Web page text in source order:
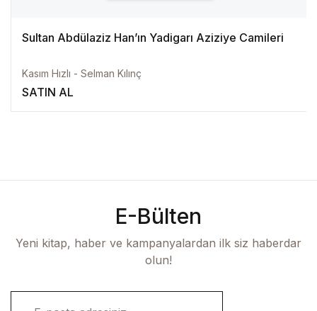
Sultan Abdülaziz Han’ın Yadigarı Aziziye Camileri
Kasım Hızlı - Selman Kılınç
SATIN AL
E-Bülten
Yeni kitap, haber ve kampanyalardan ilk siz haberdar
olun!